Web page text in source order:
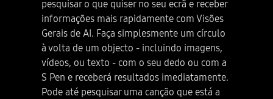
pesquisar o que quiser no seu ecrã e receber
informações mais rapidamente com Visões
Gerais de AI. Faça simplesmente um círculo
à volta de um objecto - incluindo imagens,
vídeos, ou texto - com o seu dedo ou com a
S Pen e receberá resultados imediatamente.
Pode até pesquisar uma canção que está a